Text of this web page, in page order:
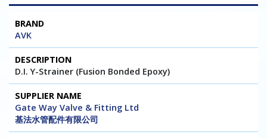
AVK
D.I. Y-Strainer (Fusion Bonded Epoxy)
Gate Way Valve & Fitting Ltd
基法水管配件有限公司